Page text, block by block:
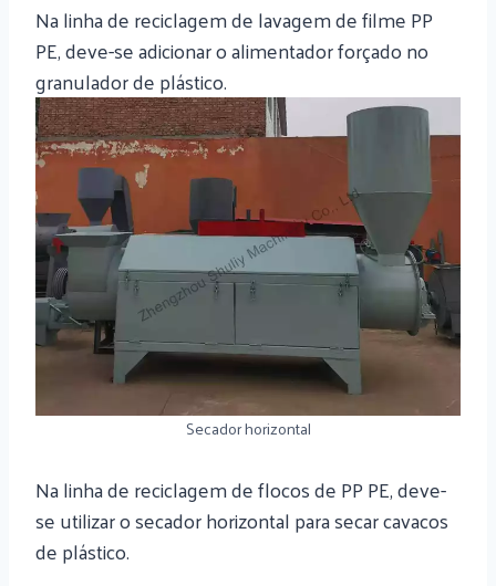
Na linha de reciclagem de lavagem de filme PP
PE, deve-se adicionar o alimentador forçado no
granulador de plástico.
Secador horizontal
Na linha de reciclagem de flocos de PP PE, deve-
se utilizar o secador horizontal para secar cavacos
de plástico.